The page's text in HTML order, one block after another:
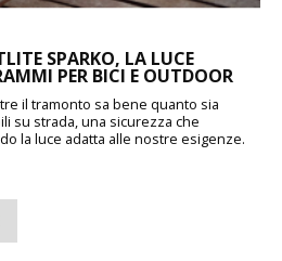
SPARKO, LA LUCE
PER BICI E OUTDOOR
il tramonto sa bene quanto sia
su strada, una sicurezza che
la luce adatta alle nostre esigenze.